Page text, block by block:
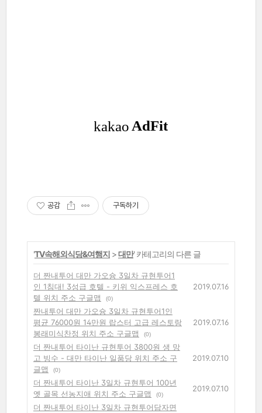
공감 구독하기
'TV속해외식당&여행지 >대만' 카테고리의 다른 글
더 짠내투어 대만 가오슝 3일차 규현투어1
인 1침대! 3성급 호텔 - 키위 익스프레스 호
텔 위치 주소 구글맵
(0)
2019.07.16
짠내투어 대만 가오슝 3일차 규현투어1인
평균 76000원 14만원 랍스터 고급 레스토랑
봉래미식찬정 위치 주소 구글맵
(0)
2019.07.16
더 짠내투어 타이난 규현투어 3800원 생 망
고 빙수 - 대만 타이난 일품당 위치 주소 구
글맵
(0)
2019.07.10
더 짠내투어 타이난 3일차 규현투어 100년
옛 골목 선농지애 위치 주소 구글맵
(0)
2019.07.10
더 짠내투어 타이난 3일차 규현투어담자면